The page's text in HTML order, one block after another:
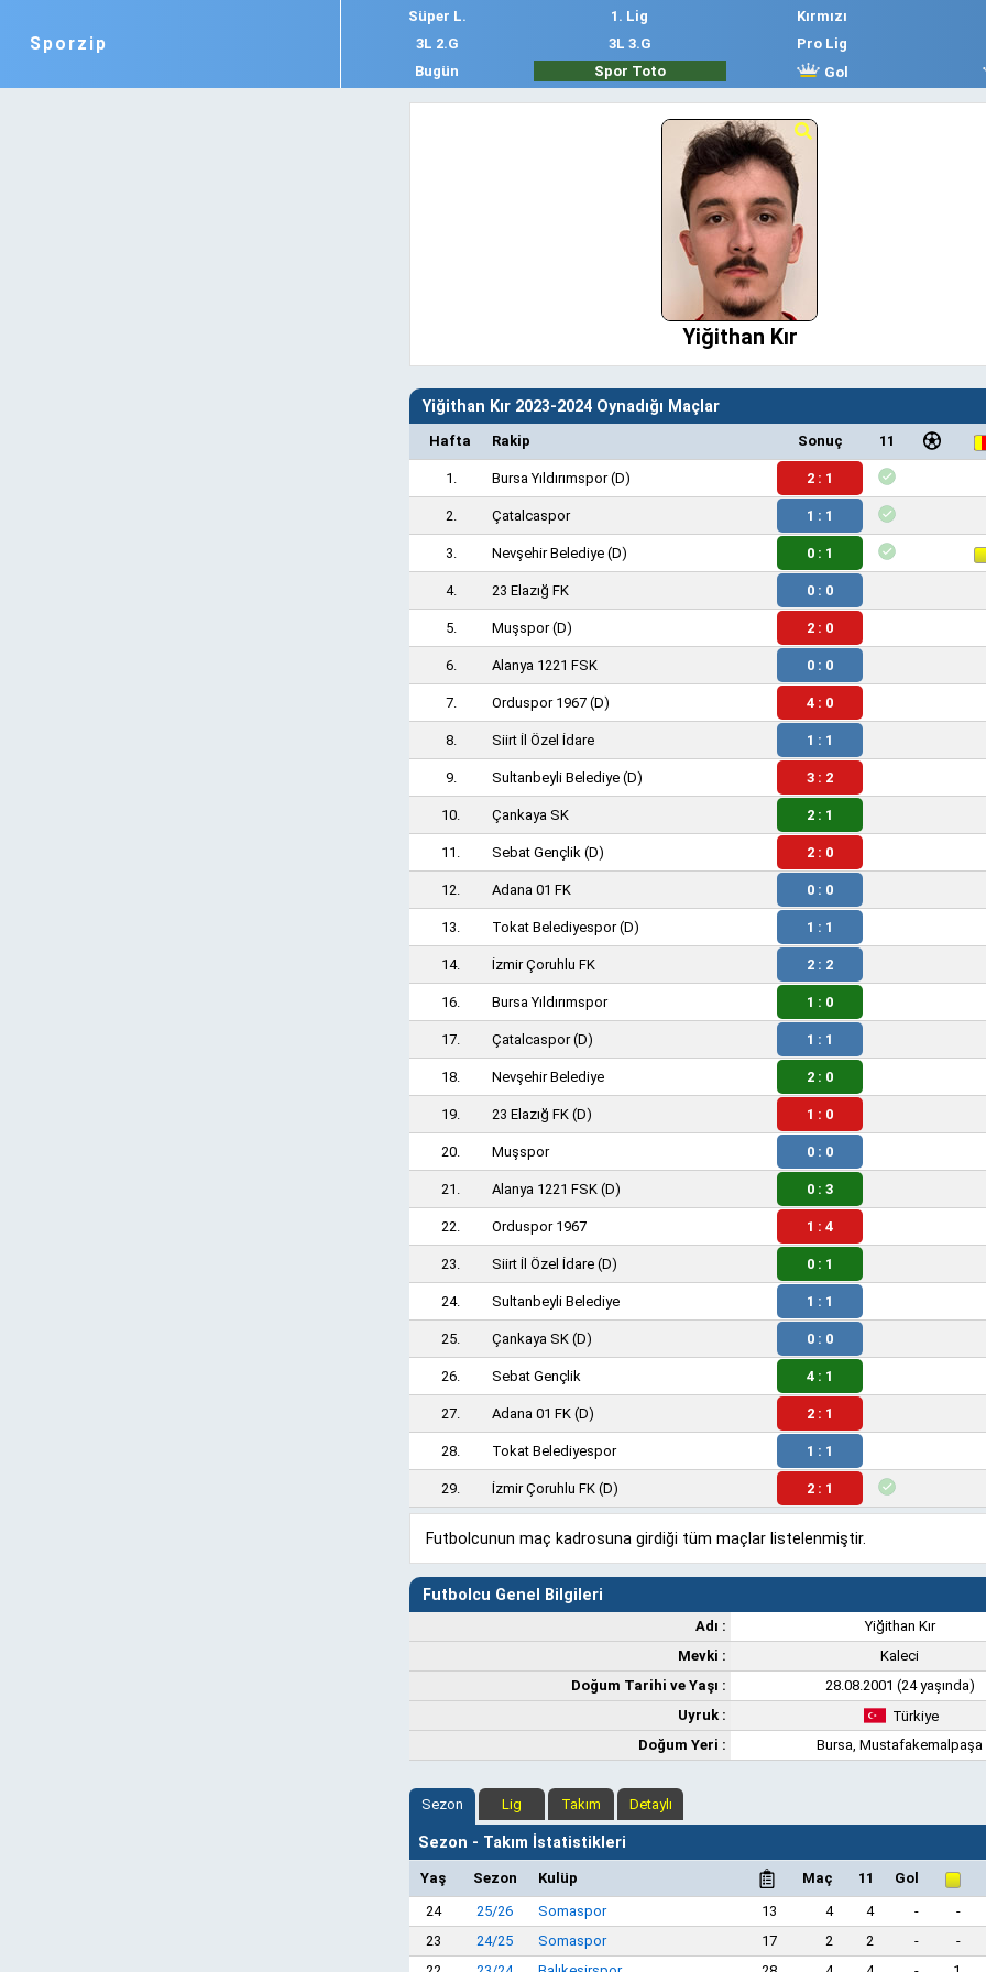
Sporzip
Süper L. 1. Lig Kırmızı
3L 2.G
3L 3.G Pro Lig
Bugün
Spor Toto Gol
Yiğithan Kır
Yiğithan Kır 2023-2024 Oynadığı Maçlar
Hafta Rakip Sonuç 11
1. Bursa Yıldırımspor(D) 2 : 1
2. Çatalcaspor 1 : 1
3. Nevşehir Belediye (D) 0 : 1
4. 23 Elazığ FK 0 : 0
5. Muşspor(D) 2 : 0
6. Alanya 1221 FSK 0 : 0
7. Orduspor 1967 (D) 4 : 0
8. Siirt İl Özel İdare 1 : 1
9. Sultanbeyli Belediye (D) 3 : 2
10. Çankaya SK 2 : 1
11. Sebat Gençlik (D) 2 : 0
12. Adana 01 FK 0 : 0
13. Tokat Belediyespor(D) 1 : 1
14. İzmir Çoruhlu FK 2 : 2
16. Bursa Yıldırımspor 1 : 0
17. Çatalcaspor(D) 1 : 1
18. Nevşehir Belediye 2 : 0
19. 23 Elazığ FK (D) 1 : 0
20. Muşspor 0 : 0
21. Alanya 1221 FSK (D) 0 : 3
22. Orduspor 1967 1 : 4
23. Siirt İl Özel İdare (D) 0 : 1
24. Sultanbeyli Belediye 1 : 1
25. Çankaya SK (D) 0 : 0
26. Sebat Gençlik 4 : 1
27. Adana 01 FK (D) 2 : 1
28. Tokat Belediyespor 1 : 1
29. İzmir Çoruhlu FK (D) 2 : 1
Futbolcunun maç kadrosuna girdiği tüm maçlar listelenmiştir.
Futbolcu Genel Bilgileri
Adı :
Yiğithan Kır
Mevki :
Kaleci
Doğum Tarihi ve Yaşı :
28.08.2001 (24 yaşında)
Uyruk :
Türkiye
Doğum Yeri :
Bursa, Mustafakemalpaşa
Sezon Lig Takım Detaylı
Sezon - Takım İstatistikleri
Yaş Sezon Kulüp Maç 11 Gol
24
25/26 Somaspor 13 4 4 - -
23
24/25 Somaspor 17 2 2 - -